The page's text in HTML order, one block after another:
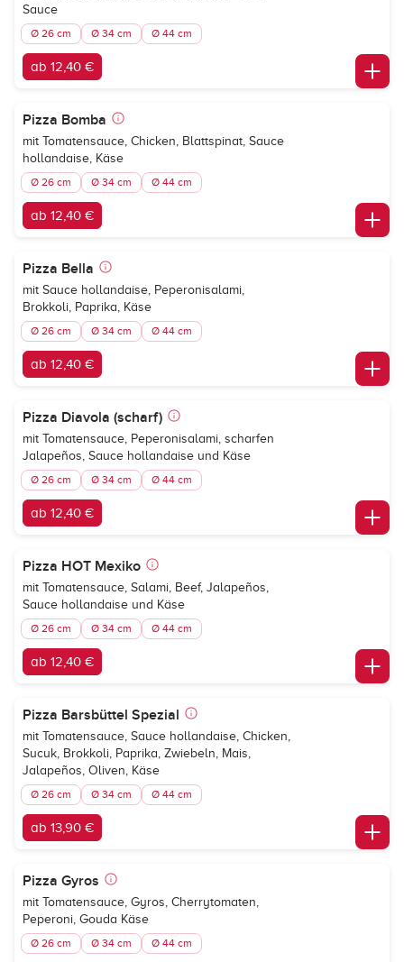
Sauce
Ø 26 cm Ø 34 cm Ø 44 cm
ab 12,40 €
Pizza Bomba
mit Tomatensauce, Chicken, Blattspinat, Sauce
hollandaise, Käse
Ø 26 cm Ø 34 cm Ø 44 cm
ab 12,40 €
Pizza Bella
mit Sauce hollandaise, Peperonisalami,
Brokkoli, Paprika, Käse
Ø 26 cm Ø 34 cm Ø 44 cm
ab 12,40 €
Pizza Diavola (scharf)
mit Tomatensauce, Peperonisalami, scharfen
Jalapeños, Sauce hollandaise und Käse
Ø 26 cm Ø 34 cm Ø 44 cm
ab 12,40 €
Pizza HOT Mexiko
mit Tomatensauce, Salami, Beef, Jalapeños,
Sauce hollandaise und Käse
Ø 26 cm Ø 34 cm Ø 44 cm
ab 12,40 €
Pizza Barsbüttel Spezial
mit Tomatensauce, Sauce hollandaise, Chicken,
Sucuk, Brokkoli, Paprika, Zwiebeln, Mais,
Jalapeños, Oliven, Käse
Ø 26 cm Ø 34 cm Ø 44 cm
ab 13,90 €
Pizza Gyros
mit Tomatensauce, Gyros, Cherrytomaten,
Peperoni, Gouda Käse
Ø 26 cm Ø 34 cm Ø 44 cm